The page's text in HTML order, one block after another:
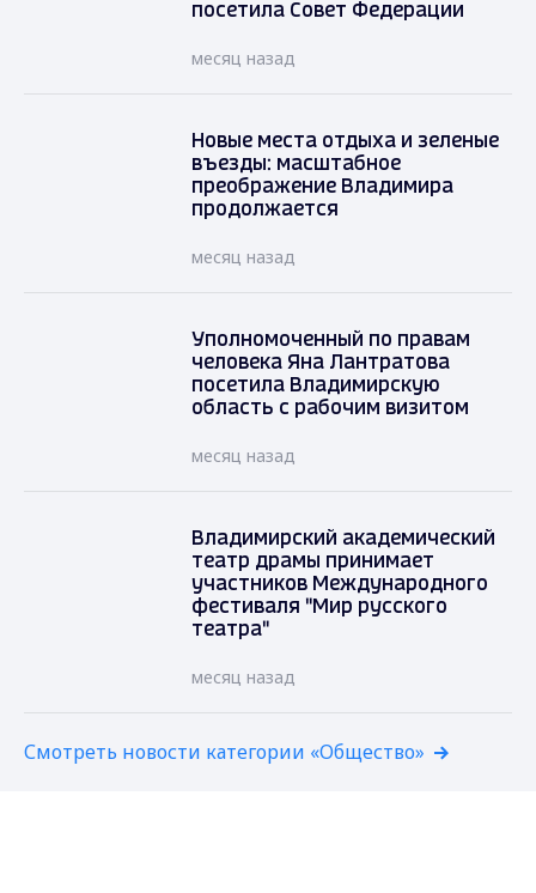
посетила Совет Федерации
месяц назад
Новые места отдыха и зеленые
въезды: масштабное
преображение Владимира
продолжается
месяц назад
Уполномоченный по правам
человека Яна Лантратова
посетила Владимирскую
область с рабочим визитом
месяц назад
Владимирский академический
театр драмы принимает
участников Международного
фестиваля "Мир русского
театра"
месяц назад
Смотреть новости категории «Общество»